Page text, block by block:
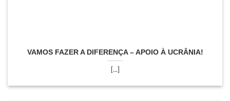
VAMOS FAZER A DIFERENÇA – APOIO À UCRÂNIA!
[...]